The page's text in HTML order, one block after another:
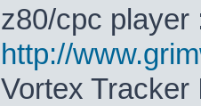
z80/cpc player
http://
Vortex Tracker